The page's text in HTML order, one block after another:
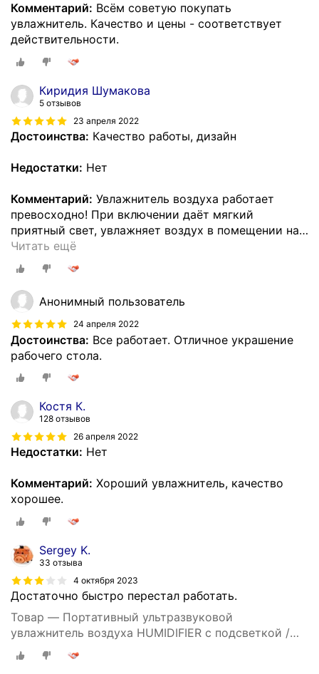
Комментарий: Всём советую покупать
увлажнитель. Качество и цены - соответствует
действительности.
Киридия Шумакова
5 отзывов
23 апреля 2022
Достоинства: Качество работы, дизайн
Недостатки: Нет
Комментарий: Увлажнитель воздуха работает
превосходно! При включении даёт мягкий
приятный свет, увлажняет воздух в помещении на…
Читать ещё
Анонимный пользователь
24 апреля 2022
Достоинства: Все работает. Отличное украшение
рабочего стола.
Костя К.
128 отзывов
26 апреля 2022
Недостатки: Нет
Комментарий: Хороший увлажнитель, качество
хорошее.
Sergey K.
33 отзыва
4 октября 2023
Достаточно быстро перестал работать.
Товар — Портативный ультразвуковой
увлажнитель воздуха HUMIDIFIER с подсветкой /
Для квартиры / Дома / Автомобиля / Растений /
Мини аромадиффузор / Очиститель